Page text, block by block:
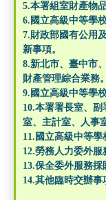
5.本署組室財產物
6.國立高級中等學
7.財政部國有公用
新事項。
8.新北市、臺中市
財產管理綜合業務。
9.國立高級中等學
10.本署署長室、
室、主計室、人事
11.國立高級中等學
12.勞務人力委外服
13.保全委外服務採
14.其他臨時交辦事